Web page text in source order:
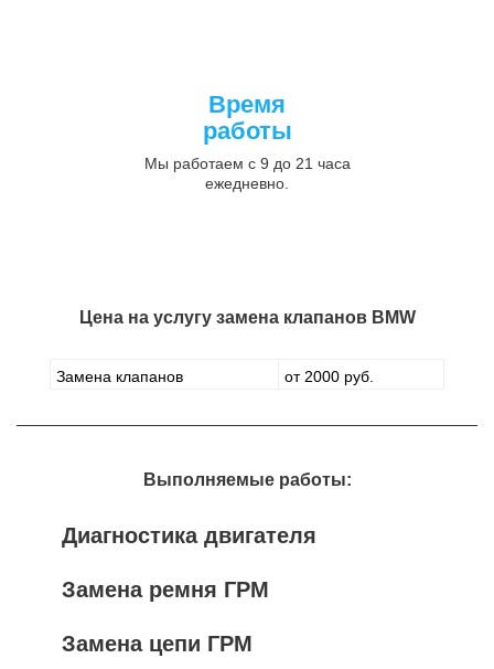
Время
работы
Мы работаем с 9 до 21 часа
ежедневно.
Цена на услугу замена клапанов BMW
Замена клапанов от 2000 руб.
Выполняемые работы:
Диагностика двигателя
Замена ремня ГРМ
Замена цепи ГРМ